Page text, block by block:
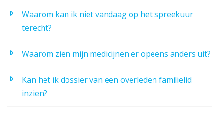
Waarom kan ik niet vandaag op het spreekuur
terecht?
Waarom zien mijn medicijnen er opeens anders uit?
Kan het ik dossier van een overleden familielid
inzien?